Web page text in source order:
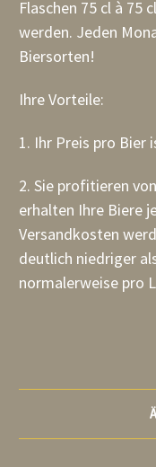
Flaschen 75 cl à 75
werden. Jeden
Biersorten!
Ihre Vorteile:
1. Ihr Preis pro Bier
2. Sie profitieren
erhalten Ihre Biere
Versandkosten
deutlich niedriger
normalerweise pro